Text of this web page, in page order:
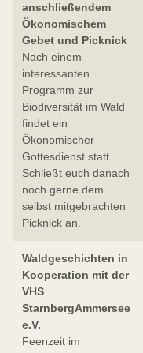
anschließendem
Ökonomischem
Gebet und Picknick
Nach einem
interessanten
Programm zur
Biodiversität im Wald
findet ein
Ökonomischer
Gottesdienst statt.
Schließt euch danach
noch gerne dem
selbst mitgebrachten
Picknick an.
Waldgeschichten in
Kooperation mit der
VHS
StarnbergAmmersee
e.V.
Feenzeit im